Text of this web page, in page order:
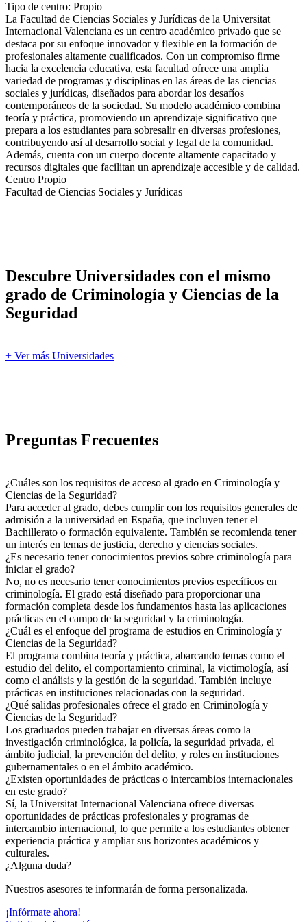
Tipo de centro: Propio
La Facultad de Ciencias Sociales y Jurídicas de la Universitat
Internacional Valenciana es un centro académico privado que se
destaca por su enfoque innovador y flexible en la formación de
profesionales altamente cualificados. Con un compromiso firme
hacia la excelencia educativa, esta facultad ofrece una amplia
variedad de programas y disciplinas en las áreas de las ciencias
sociales y jurídicas, diseñados para abordar los desafíos
contemporáneos de la sociedad. Su modelo académico combina
teoría y práctica, promoviendo un aprendizaje significativo que
prepara a los estudiantes para sobresalir en diversas profesiones,
contribuyendo así al desarrollo social y legal de la comunidad.
Además, cuenta con un cuerpo docente altamente capacitado y
recursos digitales que facilitan un aprendizaje accesible y de calidad.
Centro Propio
Facultad de Ciencias Sociales y Jurídicas
Descubre Universidades con el mismo
grado de Criminología y Ciencias de la
Seguridad
+ Ver más Universidades
Preguntas Frecuentes
¿Cuáles son los requisitos de acceso al grado en Criminología y
Ciencias de la Seguridad?
Para acceder al grado, debes cumplir con los requisitos generales de
admisión a la universidad en España, que incluyen tener el
Bachillerato o formación equivalente. También se recomienda tener
un interés en temas de justicia, derecho y ciencias sociales.
¿Es necesario tener conocimientos previos sobre criminología para
iniciar el grado?
No, no es necesario tener conocimientos previos específicos en
criminología. El grado está diseñado para proporcionar una
formación completa desde los fundamentos hasta las aplicaciones
prácticas en el campo de la seguridad y la criminología.
¿Cuál es el enfoque del programa de estudios en Criminología y
Ciencias de la Seguridad?
El programa combina teoría y práctica, abarcando temas como el
estudio del delito, el comportamiento criminal, la victimología, así
como el análisis y la gestión de la seguridad. También incluye
prácticas en instituciones relacionadas con la seguridad.
¿Qué salidas profesionales ofrece el grado en Criminología y
Ciencias de la Seguridad?
Los graduados pueden trabajar en diversas áreas como la
investigación criminológica, la policía, la seguridad privada, el
ámbito judicial, la prevención del delito, y roles en instituciones
gubernamentales o en el ámbito académico.
¿Existen oportunidades de prácticas o intercambios internacionales
en este grado?
Sí, la Universitat Internacional Valenciana ofrece diversas
oportunidades de prácticas profesionales y programas de
intercambio internacional, lo que permite a los estudiantes obtener
experiencia práctica y ampliar sus horizontes académicos y
culturales.
¿Alguna duda?
Nuestros asesores te informarán de forma personalizada.
¡Infórmate ahora!